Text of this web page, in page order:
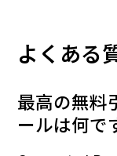
よくある
最高の無料
ールは何で